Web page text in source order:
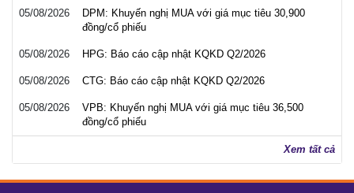
05/08/2026
DPM: Khuyến nghị MUA với giá mục tiêu 30,900
đồng/cổ phiếu
05/08/2026 HPG: Báo cáo cập nhật KQKD Q2/2026
05/08/2026 CTG: Báo cáo cập nhật KQKD Q2/2026
05/08/2026
VPB: Khuyến nghị MUA với giá mục tiêu 36,500
đồng/cổ phiếu
Xem tất cả